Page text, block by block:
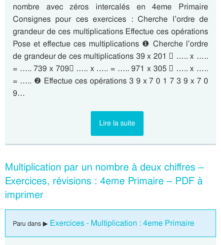
nombre avec zéros intercalés en 4eme Primaire
Consignes pour ces exercices : Cherche l’ordre de
grandeur de ces multiplications Effectue ces opérations
Pose et effectue ces multiplications ❶ Cherche l’ordre
de grandeur de ces multiplications 39 x 201  ….. x …..
= ….. 739 x 709 ….. x ….. = ….. 971 x 305  ….. x …..
= ….. ❷ Effectue ces opérations 3 9 x 7 0 1 7 3 9 x 7 0
9…
Lire la suite
Multiplication par un nombre à deux chiffres –
Exercices, révisions : 4eme Primaire – PDF à
imprimer
Paru dans ▶ Exercices - Multiplication : 4eme Primaire